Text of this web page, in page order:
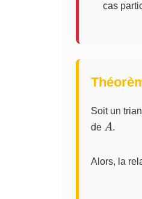
cas
Soit un
de
A
.
Alors, la